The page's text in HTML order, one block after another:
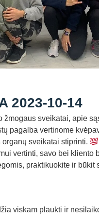
2023-10-14
sveikatai, apie
pagalba vertinome
sveikatai stiprinti.
vertinti, savo bei kliento
praktikuokite ir būkit
viskam plaukti ir